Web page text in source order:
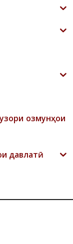
озмунҳои
давлатӣ